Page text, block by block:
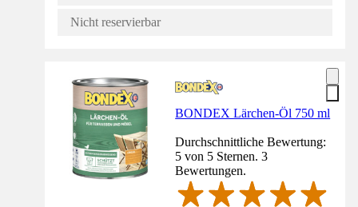
Nicht reservierbar
BONDEX Lärchen-Öl 750 ml
Durchschnittliche Bewertung:
5 von 5 Sternen. 3
Bewertungen.